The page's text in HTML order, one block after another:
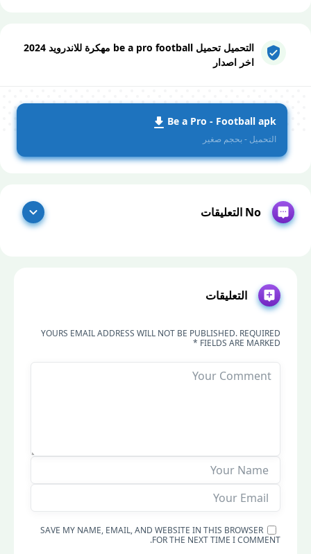
التحميل تحميل be a pro football مهكرة للاندرويد 2024
اخر اصدار
Be a Pro - Football apk
التحميل - بحجم صغير
No التعليقات
التعليقات
YOURS EMAIL ADDRESS WILL NOT BE PUBLISHED. REQUIRED
FIELDS ARE MARKED *
SAVE MY NAME, EMAIL, AND WEBSITE IN THIS BROWSER
FOR THE NEXT TIME I COMMENT.